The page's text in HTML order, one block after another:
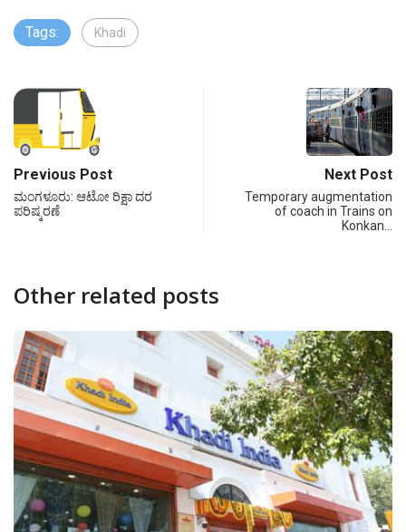
Tags: Khadi
Previous Post
ಮಂಗಳೂರು: ಆಟೋ ರಿಕ್ಷಾ ದರ
ಪರಿಷ್ಕರಣೆ
Next Post
Temporary augmentation
of coach in Trains on
Konkan…
Other related posts